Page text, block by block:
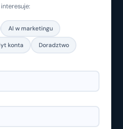
AI w marketingu
konta Doradztwo